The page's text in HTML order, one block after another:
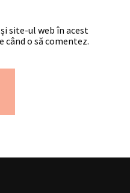
site-ul web în acest
o să comentez.